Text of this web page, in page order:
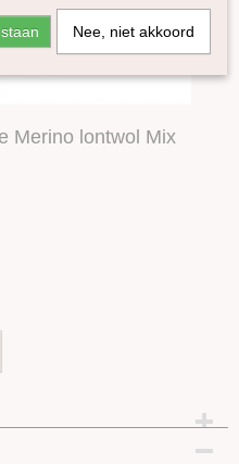
Merino lontwol Mix
Nee, niet akkoord